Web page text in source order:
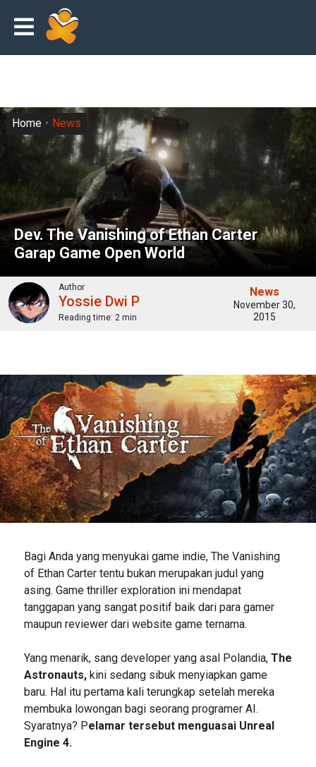
Dev. The Vanishing of Ethan Carter
Garap Game Open World
Home News
Author
Yossie Dwi P
Reading time: 2 min
News
November 30,
2015
Bagi Anda yang menyukai game indie, The Vanishing
of Ethan Carter tentu bukan merupakan judul yang
asing. Game thriller exploration ini mendapat
tanggapan yang sangat positif baik dari para gamer
maupun reviewer dari website game ternama.
Yang menarik, sang developer yang asal Polandia, The
Astronauts,kini sedang sibuk menyiapkan game
baru. Hal itu pertama kali terungkap setelah mereka
membuka lowongan bagi seorang programer AI.
Syaratnya? Pelamar tersebut menguasai Unreal
Engine 4.